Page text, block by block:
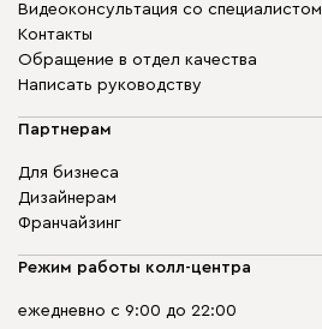
Видеоконсультация со специалистом
Контакты
Обращение в отдел качества
Написать руководству
Партнерам
Для бизнеса
Дизайнерам
Франчайзинг
Режим работы колл-центра
ежедневно с 9:00 до 22:00